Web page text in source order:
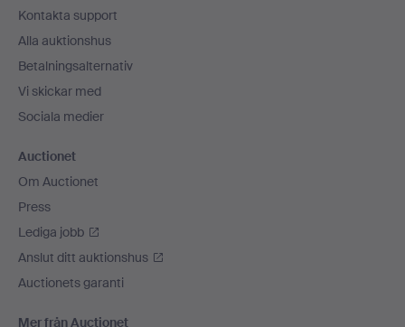
Kontakta support
Alla auktionshus
Betalningsalternativ
Vi skickar med
Sociala medier
Auctionet
Om Auctionet
Press
Lediga jobb
Anslut ditt auktionshus
Auctionets garanti
Mer från Auctionet